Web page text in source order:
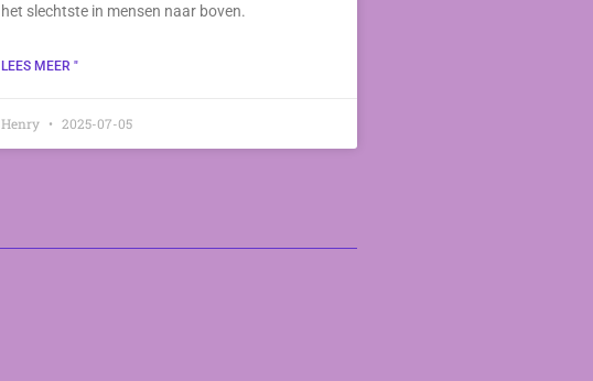
het slechtste in mensen naar boven.
LEES MEER "
Henry 2025-07-05